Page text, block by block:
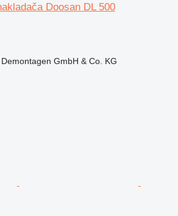
Doosan DL 500
GmbH & Co. KG